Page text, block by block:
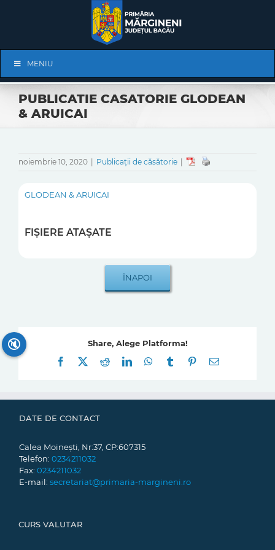
Navigation
MENIU
PUBLICATIE CASATORIE GLODEAN
& ARUICAI
noiembrie 10, 2020 Publicații de căsătorie
GLODEAN & ARUICAI
FIȘIERE ATAȘATE
Share, Alege Platforma!
Facebook
RedditLinkedInWhatsApp
Tumblr Pinterest
E-
DATE DE CONTACT
Calea Moinești, Nr:37, CP:607315
Telefon: 0234211032
Fax: 0234211032
E-mail: secretariat@primaria-margineni.ro
CURS VALUTAR
🔇